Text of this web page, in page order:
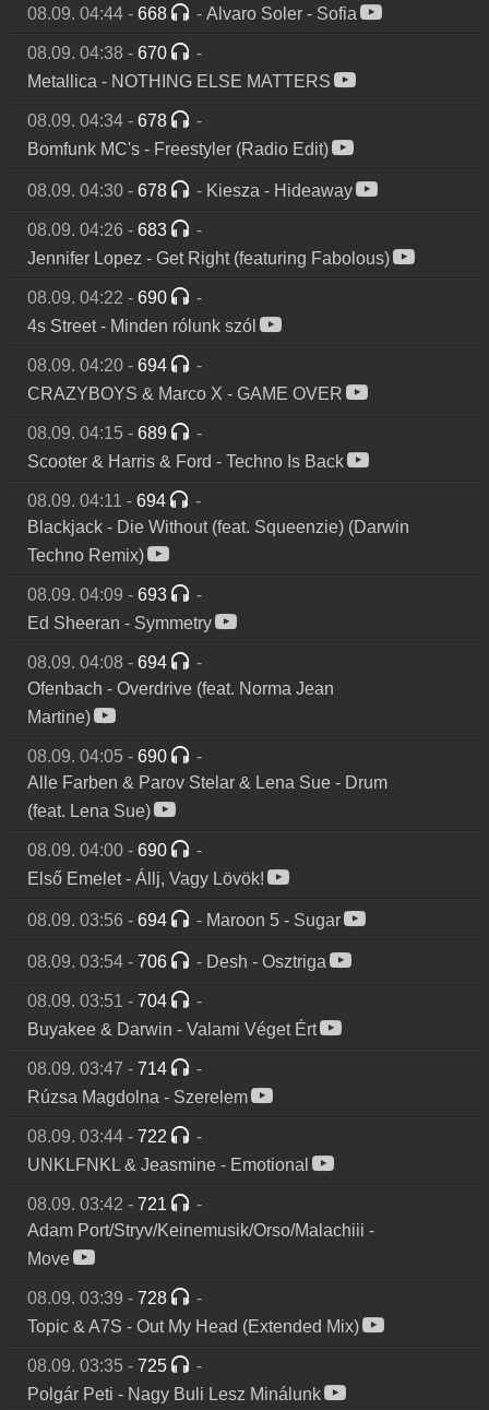
08.09. 04:44 - 668 - Alvaro Soler - Sofia
08.09. 04:38 - 670
-
Metallica - NOTHING ELSE MATTERS
08.09. 04:34 - 678
-
Bomfunk MC's - Freestyler (Radio Edit)
08.09. 04:30 - 678 - Kiesza - Hideaway
08.09. 04:26 - 683
-
Jennifer Lopez - Get Right (featuring Fabolous)
08.09. 04:22 - 690
-
4s Street- Minden rólunk szól
08.09. 04:20 - 694
-
CRAZYBOYS & Marco X - GAME OVER
08.09. 04:15 - 689
-
Scooter & Harris & Ford - Techno Is Back
08.09. 04:11 - 694
-
Blackjack - Die Without (feat. Squeenzie) (Darwin
Techno Remix)
08.09. 04:09 - 693
-
Ed Sheeran - Symmetry
08.09. 04:08 - 694
-
Ofenbach - Overdrive (feat. Norma Jean
Martine)
08.09. 04:05 - 690
-
Alle Farben & Parov Stelar & Lena Sue - Drum
(feat. Lena Sue)
08.09. 04:00 - 690
-
Első Emelet- Állj, Vagy Lövök!
08.09. 03:56 - 694 - Maroon 5 - Sugar
08.09. 03:54 - 706 - Desh - Osztriga
08.09. 03:51 - 704
-
Buyakee & Darwin - Valami Véget Ért
08.09. 03:47 - 714
-
Rúzsa Magdolna - Szerelem
08.09. 03:44 - 722
-
UNKLFNKL & Jeasmine - Emotional
08.09. 03:42 - 721
-
Adam Port/Stryv/Keinemusik/Orso/Malachiii -
Move
08.09. 03:39 - 728
-
Topic & A7S - Out My Head (Extended Mix)
08.09. 03:35 - 725
-
Polgár Peti - Nagy Buli Lesz Minálunk